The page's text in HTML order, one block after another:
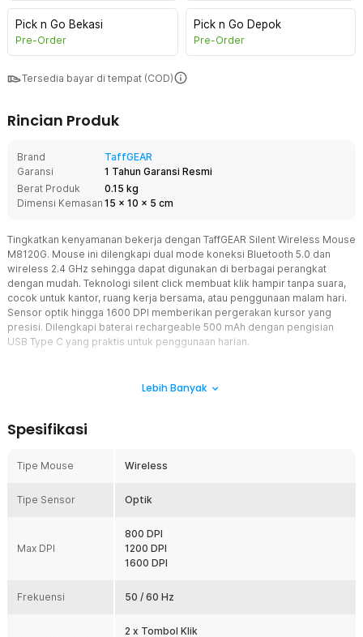
Pick n Go Bekasi
Pre-Order
Pick n Go Depok
Pre-Order
Tersedia bayar di tempat (COD)
Rincian Produk
Brand
TaffGEAR
Garansi
1 Tahun Garansi Resmi
Berat Produk
0.15 kg
Dimensi Kemasan 15 x 10 x 5 cm
Tingkatkan kenyamanan bekerja dengan TaffGEAR Silent Wireless Mouse
M8120G. Mouse ini dilengkapi dual mode koneksi Bluetooth 5.0 dan
wireless 2.4 GHz sehingga dapat digunakan di berbagai perangkat
dengan mudah. Teknologi silent click membuat klik hampir tanpa suara,
cocok untuk kantor, ruang kerja bersama, atau penggunaan malam hari.
Sensor optik hingga 1600 DPI memberikan pergerakan kursor yang
presisi. Dilengkapi baterai rechargeable 500 mAh dengan pengisian
USB Type C yang praktis untuk penggunaan harian.
yaitu Bluetooth 5.0 dan wireless 2.4 GHz, sehingga Anda bisa
Fleksibilitas ini memungkinkan Anda berpindah penggunaan antara
laptop, PC, atau tablet tanpa harus sering mencabut dan memasang
Teknologi silent click membuat suara klik menjadi sangat halus dan
hampir tidak terdengar. Fitur ini sangat cocok digunakan di
lingkungan yang membutuhkan ketenangan seperti kantor,
Mouse ini dapat langsung digunakan tanpa instalasi driver
Lebih Banyak
Spesifikasi
Tipe Mouse Wireless
Tipe Sensor Optik
Max DPI
800 DPI
1200 DPI
1600 DPI
Frekuensi 50 / 60 Hz
2 x Tombol Klik